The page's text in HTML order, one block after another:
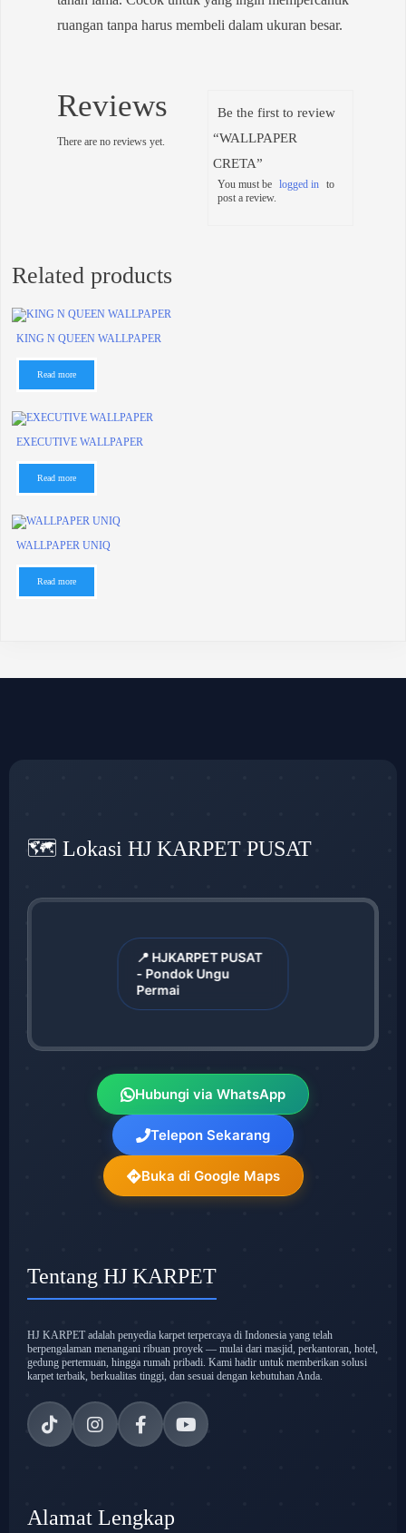
ruangan tanpa harus membeli dalam ukuran besar.
Reviews
There are no reviews yet.
Be the first to review
“WALLPAPER
CRETA”
You must be logged in to
post a review.
Related products
KING N QUEEN WALLPAPER
Read more
EXECUTIVE WALLPAPER
Read more
WALLPAPER UNIQ
Read more
🗺️ Lokasi HJ KARPET PUSAT
📍 HJKARPET PUSAT
- Pondok Ungu
Permai
Hubungi via WhatsApp
Telepon Sekarang
Buka di Google Maps
Tentang HJ KARPET
HJ KARPET adalah penyedia karpet terpercaya di Indonesia yang telah
berpengalaman menangani ribuan proyek — mulai dari masjid, perkantoran, hotel,
gedung pertemuan, hingga rumah pribadi. Kami hadir untuk memberikan solusi
karpet terbaik, berkualitas tinggi, dan sesuai dengan kebutuhan Anda.
Alamat Lengkap